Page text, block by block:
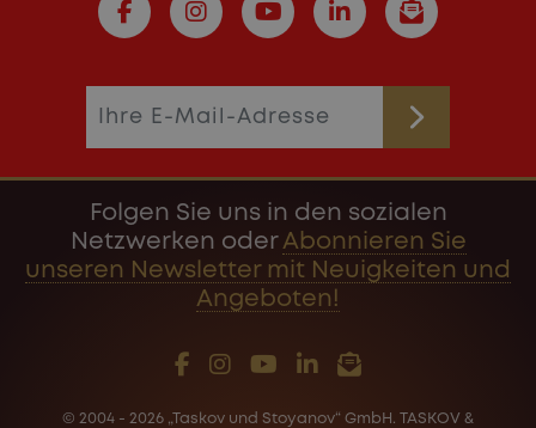
Folgen Sie uns in den sozialen
Netzwerken oderAbonnieren Sie
unseren Newsletter mit Neuigkeiten und
Angeboten!
© 2004 - 2026 „Taskov und Stoyanov“ GmbH. TASKOV &